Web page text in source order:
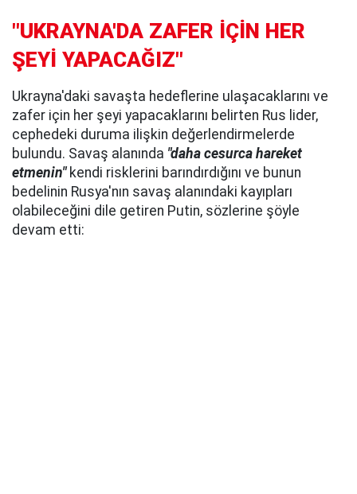
"UKRAYNA'DA ZAFER İÇİN HER
ŞEYİ YAPACAĞIZ"
Ukrayna'daki savaşta hedeflerine ulaşacaklarını ve
zafer için her şeyi yapacaklarını belirten Rus lider,
cephedeki duruma ilişkin değerlendirmelerde
bulundu. Savaş alanında "daha cesurca hareket
etmenin"kendi risklerini barındırdığını ve bunun
bedelinin Rusya'nın savaş alanındaki kayıpları
olabileceğini dile getiren Putin, sözlerine şöyle
devam etti: